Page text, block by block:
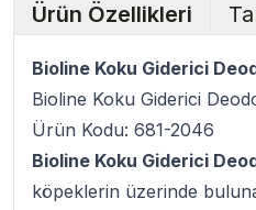
Ürün Özellikleri
Bioline Koku Giderici
Bioline Koku Giderici
Ürün Kodu: 681-2046
Bioline Koku Giderici
köpeklerin üzerinde